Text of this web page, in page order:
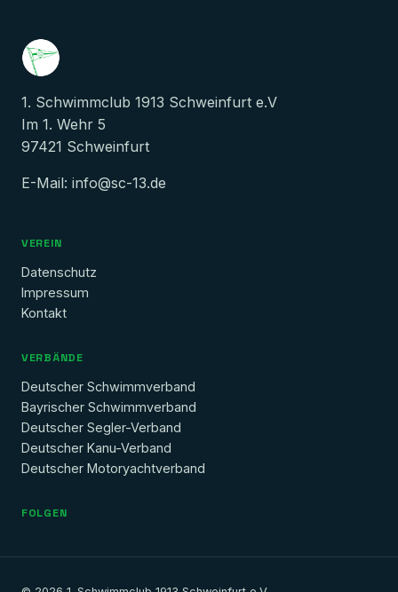
1. Schwimmclub 1913 Schweinfurt e.V
Im 1. Wehr 5
97421 Schweinfurt
E-Mail: info@sc-13.de
VEREIN
Datenschutz
Impressum
Kontakt
VERBÄNDE
Deutscher Schwimmverband
Bayrischer Schwimmverband
Deutscher Segler-Verband
Deutscher Kanu-Verband
Deutscher Motoryachtverband
FOLGEN